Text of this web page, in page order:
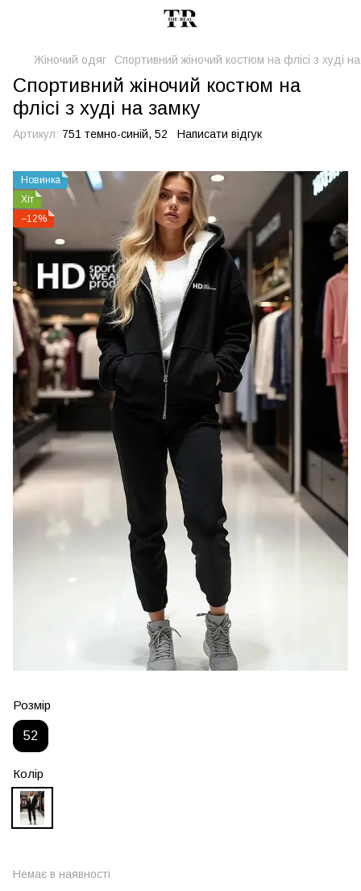
Жіночий одяг Спортивний жіночий костюм на флісі з худі
Спортивний жіночий костюм на
флісі з худі на замку
Артикул: 751 темно-синій, 52 Написати відгук
Новинка
Хіт
−12%
Розмір
52
Колір
Немає в наявності